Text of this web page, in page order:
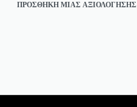
ΠΡΟΣΘΉΚΗ ΜΊΑΣ ΑΞΙΟΛΌΓΗΣΗΣ